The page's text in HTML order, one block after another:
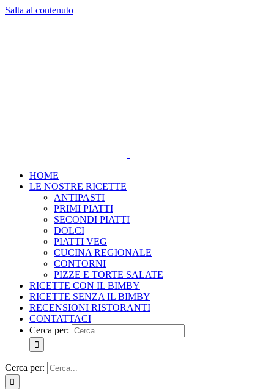
Salta al contenuto
HOME
LE NOSTRE RICETTE
ANTIPASTI
PRIMI PIATTI
SECONDI PIATTI
DOLCI
PIATTI VEG
CUCINA REGIONALE
CONTORNI
PIZZE E TORTE SALATE
RICETTE CON IL BIMBY
RICETTE SENZA IL BIMBY
RECENSIONI RISTORANTI
CONTATTACI
Cerca per:
Cerca per: